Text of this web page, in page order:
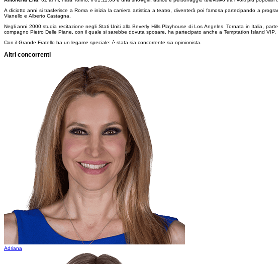
A diciotto anni si trasferisce a Roma e inizia la carriera artistica a teatro, diventerà poi famosa partecipando a
Vianello e Alberto Castagna.
Negli anni 2000 studia recitazione negli Stati Uniti alla Beverly Hills Playhouse di Los Angeles. Tornata in Italia,
compagno Pietro Delle Piane, con il quale si sarebbe dovuta sposare, ha partecipato anche a Temptation Island VIP.
Con il Grande Fratello ha un legame speciale: è stata sia concorrente sia opinionista.
Altri concorrenti
Adriana